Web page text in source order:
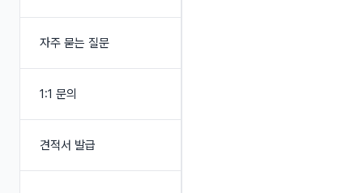
자주 묻는 질문
1:1 문의
견적서 발급